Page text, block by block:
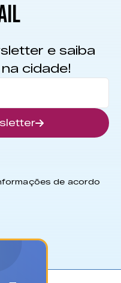
e saiba
cidade!
de acordo